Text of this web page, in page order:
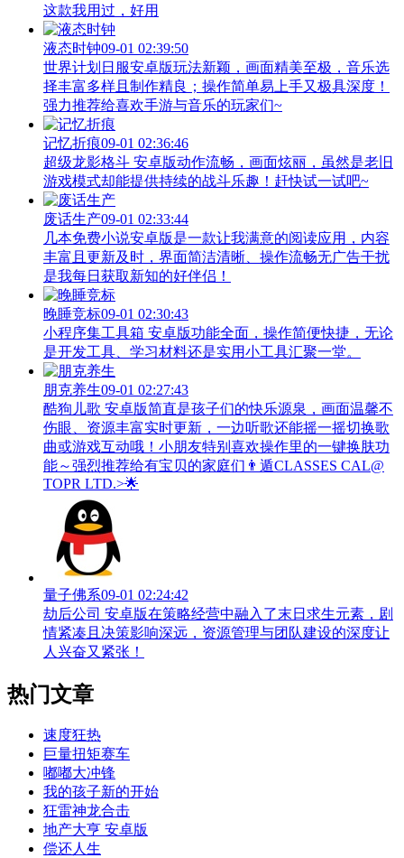
这款我用过，好用
液态时钟09-01 02:39:50
世界计划日服安卓版玩法新颖，画面精美至极，音乐选
择丰富多样且制作精良；操作简单易上手又极具深度！
强力推荐给喜欢手游与音乐的玩家们~
记忆折痕09-01 02:36:46
超级龙影格斗 安卓版动作流畅，画面炫丽，虽然是老旧
游戏模式却能提供持续的战斗乐趣！赶快试一试吧~
废话生产09-01 02:33:44
几本免费小说安卓版是一款让我满意的阅读应用，内容
丰富且更新及时，界面简洁清晰、操作流畅无广告干扰
是我每日获取新知的好伴侣！
晚睡竞标09-01 02:30:43
小程序集工具箱 安卓版功能全面，操作简便快捷，无论
是开发工具、学习材料还是实用小工具汇聚一堂。
朋克养生09-01 02:27:43
酷狗儿歌 安卓版简直是孩子们的快乐源泉，画面温馨不
伤眼、资源丰富实时更新，一边听歌还能摇一摇切换歌
曲或游戏互动哦！小朋友特别喜欢操作里的一键换肤功
能～强烈推荐给有宝贝的家庭们👨‍遁️CLASSES CAL@
TOPR LTD.>🌟
量子佛系09-01 02:24:42
劫后公司 安卓版在策略经营中融入了末日求生元素，剧
情紧凑且决策影响深远，资源管理与团队建设的深度让
人兴奋又紧张！
热门文章
速度狂热
巨量扭矩赛车
嘟嘟大冲锋
我的孩子新的开始
狂雷神龙合击
地产大亨 安卓版
偿还人生